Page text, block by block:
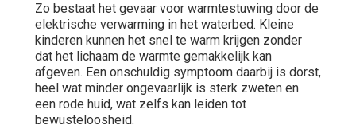
Zo bestaat het gevaar voor warmtestuwing door de
elektrische verwarming in het waterbed. Kleine
kinderen kunnen het snel te warm krijgen zonder
dat het lichaam de warmte gemakkelijk kan
afgeven. Een onschuldig symptoom daarbij is dorst,
heel wat minder ongevaarlijk is sterk zweten en
een rode huid, wat zelfs kan leiden tot
bewusteloosheid.